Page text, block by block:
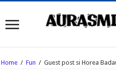
Home / Fun / Guest post si Horea